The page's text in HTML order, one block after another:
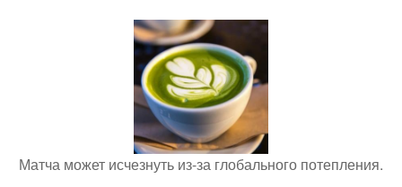
Матча может исчезнуть из-за глобального потепления.